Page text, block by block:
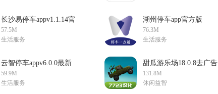
长沙易停车appv1.1.14官
方版
57.5M
生活服务
湖州停车app官方版
v2.7.1最新版
76.3M
生活服务
云智停车appv6.0.0最新
版
59.9M
生活服务
甜瓜游乐场18.0.8去广告
版最新版
131.8M
休闲益智